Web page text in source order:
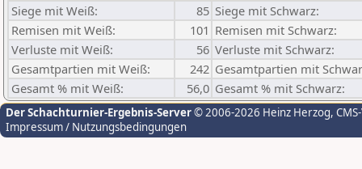
Siege mit Weiß:
85 Siege mit Schwarz:
Remisen mit Weiß:
101 Remisen mit Schwarz:
Verluste mit Weiß:
56 Verluste mit Schwarz:
Gesamtpartien mit Weiß:
242 Gesamtpartien mit
Gesamt % mit Weiß:
56,0 Gesamt % mit Schwarz:
Der Schachturnier-Ergebnis-Server© 2006-2026 Heinz Herzog,
Impressum / Nutzungsbedingungen